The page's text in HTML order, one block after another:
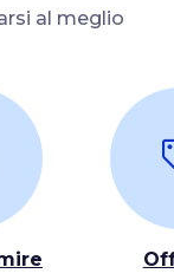
al meglio